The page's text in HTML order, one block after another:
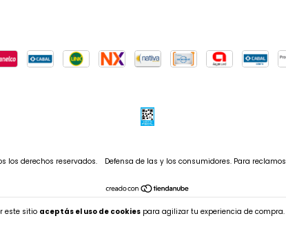
este sitio aceptás el uso de cookiespara agilizar tu experiencia de compra.
los derechos reservados. Defensa de las y los consumidores. Para reclamos